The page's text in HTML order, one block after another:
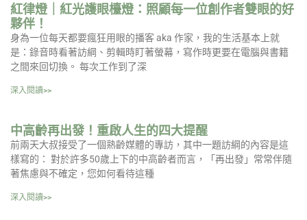
紅律燈｜紅光護眼檯燈：照顧每一位創作者雙眼的好
夥伴！
身為一位每天都要瘋狂用眼的播客 aka 作家，我的生活基本上就
是：錄音時看著訪綱、剪輯時盯著螢幕，寫作時更要在電腦與書籍
之間來回切換。 每次工作到了深
深入閱讀>>
中高齡再出發！重啟人生的四大提醒
前兩天大叔接受了一個熟齡媒體的專訪，其中一題訪綱的內容是這
樣寫的： 對於許多50歲上下的中高齡者而言，「再出發」常常伴隨
著焦慮與不確定，您如何看待這種
深入閱讀>>